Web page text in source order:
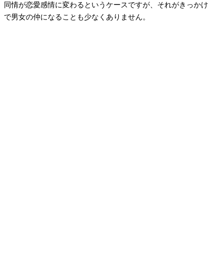
同情が恋愛感情に変わるというケースですが、それがきっかけ
で男女の仲になることも少なくありません。